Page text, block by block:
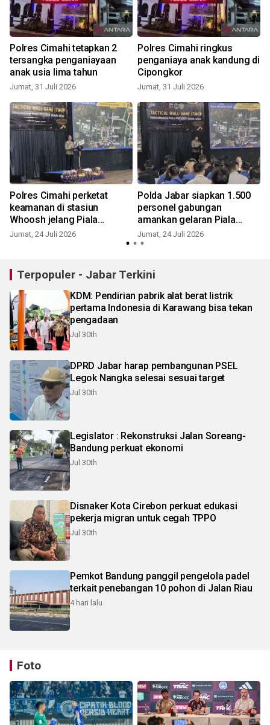
Polres Cimahi tetapkan 2
tersangka penganiayaan
anak usia lima tahun
Jumat, 31 Juli 2026
Polres Cimahi ringkus
penganiaya anak kandung di
Cipongkor
Jumat, 31 Juli 2026
Polres Cimahi perketat
keamanan di stasiun
Whoosh jelang Piala
Presiden
Jumat, 24 Juli 2026
Polda Jabar siapkan 1.500
personel gabungan
amankan gelaran Piala
Presiden
Jumat, 24 Juli 2026
Terpopuler - Jabar Terkini
KDM: Pendirian pabrik alat berat listrik
pertama Indonesia di Karawang bisa tekan
pengadaan
Jul 30th
DPRD Jabar harap pembangunan PSEL
Legok Nangka selesai sesuai target
Jul 30th
Legislator : Rekonstruksi Jalan Soreang-
Bandung perkuat ekonomi
Jul 30th
Disnaker Kota Cirebon perkuat edukasi
pekerja migran untuk cegah TPPO
Jul 30th
Pemkot Bandung panggil pengelola padel
terkait penebangan 10 pohon di Jalan Riau
4 hari lalu
Foto